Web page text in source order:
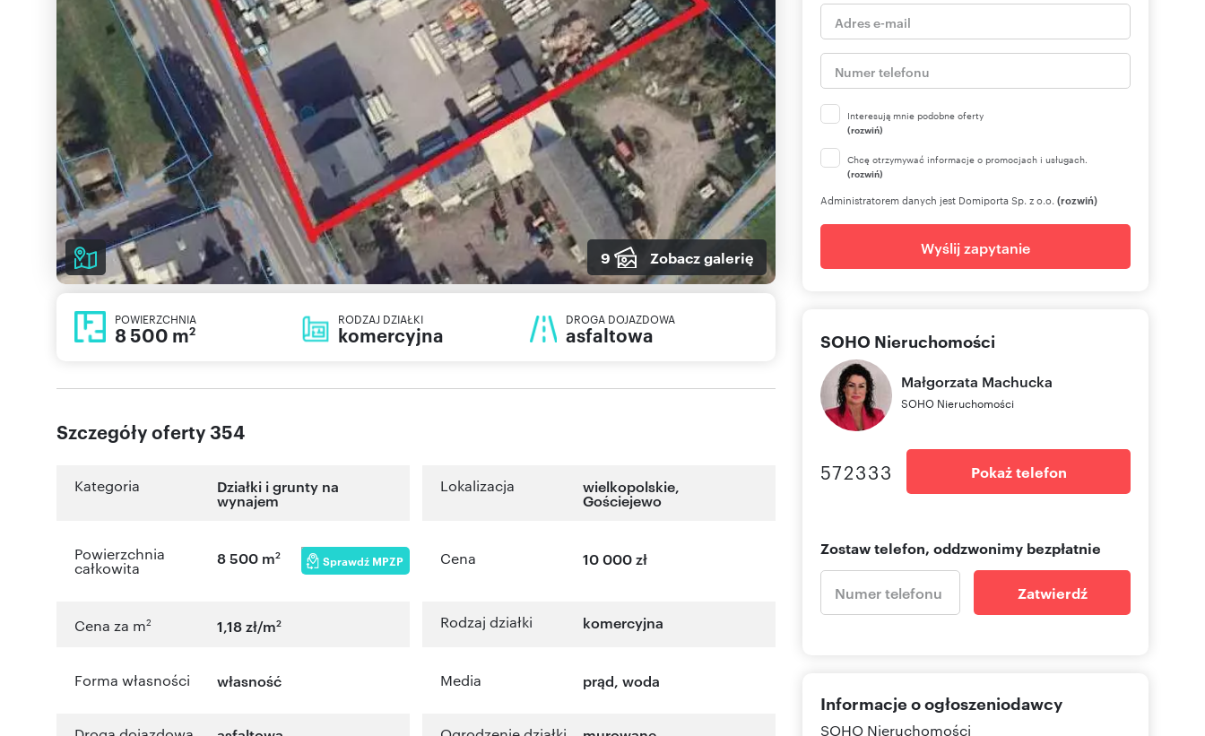
9 Zobacz galerię
POWIERZCHNIA
8 500 m2
RODZAJ DZIAŁKI
komercyjna
DROGA DOJAZDOWA
asfaltowa
Szczegóły oferty 354
Kategoria Działki i grunty na
wynajem
Lokalizacja wielkopolskie,
Gościejewo
Powierzchnia
całkowita
8 500 m2 Sprawdź MPZP Cena 10 000 zł
Cena za m2 1,18 zł/m2 Rodzaj działki komercyjna
Forma własności własność Media prąd, woda
Interesują mnie podobne oferty
(rozwiń)
Chcę otrzymywać informacje o promocjach i usługach.
(rozwiń)
Administratorem danych jest Domiporta Sp. z o.o. (rozwiń)
Wyślij zapytanie
SOHO Nieruchomości
Małgorzata Machucka
SOHO Nieruchomości
572333 Pokaż telefon
Zostaw telefon, oddzwonimy bezpłatnie
Zatwierdź
Informacje o ogłoszeniodawcy
SOHO Nieruchomości